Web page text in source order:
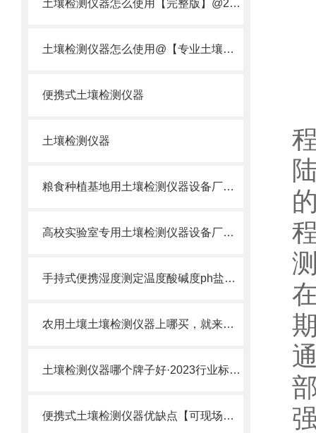
土壤检测仪器怎么使用【完整版】@2021新款土壤养分检测仪器怎么使用
土壤检测仪器怎么使用@【专业土壤检测仪器】
便携式土壤检测仪器
土壤检测仪器
粮食种植基地用土壤检测仪器设备厂家推荐与选型指南
高校实验室专用土壤检测仪器设备厂家推荐及应用解析行业深度介绍
手持式便携湿度测定温度酸碱度ph盐分测试仪农林种植可用土壤检测仪器推荐
农用土壤土壤检测仪器上哪买，就来山东云唐批发农用土壤土壤检测仪器
土壤检测仪器哪个牌子好·2023行业标准推荐·土壤检测仪器哪个牌子好
便携式土壤检测仪器优缺点【可现场检测】_2022便携式土壤检测仪器优缺